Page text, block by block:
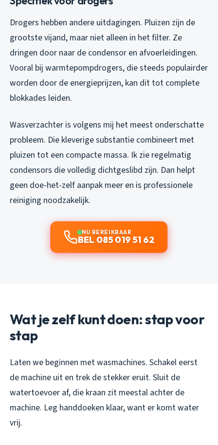
Drogers hebben andere uitdagingen. Pluizen zijn de
grootste vijand, maar niet alleen in het filter. Ze
dringen door naar de condensor en afvoerleidingen.
Vooral bij warmtepompdrogers, die steeds populairder
worden door de energieprijzen, kan dit tot complete
blokkades leiden.
Wasverzachter is volgens mij het meest onderschatte
probleem. Die kleverige substantie combineert met
pluizen tot een compacte massa. Ik zie regelmatig
condensors die volledig dichtgeslibd zijn. Dan helpt
geen doe-het-zelf aanpak meer en is professionele
reiniging noodzakelijk.
NU BEREIKBAAR
BEL 085 019 51 62
Wat je zelf kunt doen: stap voor
stap
Laten we beginnen met wasmachines. Schakel eerst
de machine uit en trek de stekker eruit. Sluit de
watertoevoer af, die kraan zit meestal achter de
machine. Leg handdoeken klaar, want er komt water
vrij.